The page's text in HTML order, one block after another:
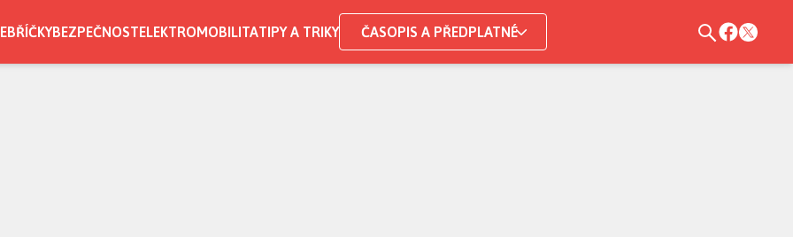
BEZPEČNOSTELEKTROMOBILITATIPY A TRIKY ČASOPIS A PŘEDPLATNÉ